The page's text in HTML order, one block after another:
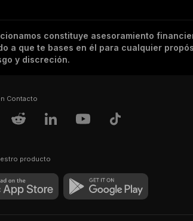
constituye asesoramiento
a que te bases en él para cualquier
y discreción.
Contacto
producto